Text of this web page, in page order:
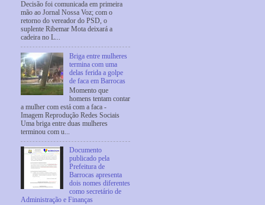
Decisão foi comunicada em primeira
mão ao Jornal Nossa Voz; com o
retorno do vereador do PSD, o
suplente Ribemar Mota deixará a
cadeira no L...
Briga entre mulheres
termina com uma
delas ferida a golpe
de faca em Barrocas
Momento que
homens tentam contar
a mulher com está com a faca -
Imagem Reprodução Redes Sociais
Uma briga entre duas mulheres
terminou com u...
Documento
publicado pela
Prefeitura de
Barrocas apresenta
dois nomes diferentes
como secretário de
Administração e Finanças